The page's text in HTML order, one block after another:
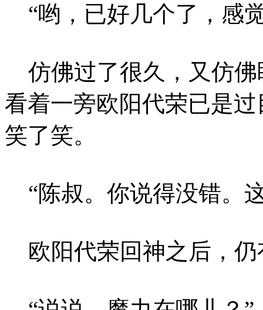
“哟，已好几个了，感
仿佛过了很久，又仿佛
看着一旁欧阳代荣已是
笑了笑。
“陈叔。你说得没错。
欧阳代荣回神之后，仍